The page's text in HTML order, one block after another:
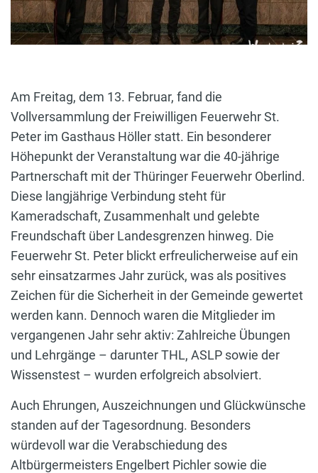
Am Freitag, dem 13. Februar, fand die
Vollversammlung der Freiwilligen Feuerwehr St.
Peter im Gasthaus Höller statt. Ein besonderer
Höhepunkt der Veranstaltung war die 40-jährige
Partnerschaft mit der Thüringer Feuerwehr Oberlind.
Diese langjährige Verbindung steht für
Kameradschaft, Zusammenhalt und gelebte
Freundschaft über Landesgrenzen hinweg. Die
Feuerwehr St. Peter blickt erfreulicherweise auf ein
sehr einsatzarmes Jahr zurück, was als positives
Zeichen für die Sicherheit in der Gemeinde gewertet
werden kann. Dennoch waren die Mitglieder im
vergangenen Jahr sehr aktiv: Zahlreiche Übungen
und Lehrgänge – darunter THL, ASLP sowie der
Wissenstest – wurden erfolgreich absolviert.
Auch Ehrungen, Auszeichnungen und Glückwünsche
standen auf der Tagesordnung. Besonders
würdevoll war die Verabschiedung des
Altbürgermeisters Engelbert Pichler sowie die